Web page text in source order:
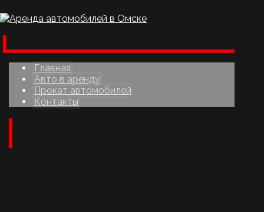
Главная
Авто в аренду
Прокат автомобилей
Контакты